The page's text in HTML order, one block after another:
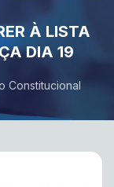
À LISTA
DIA 19
Constitucional